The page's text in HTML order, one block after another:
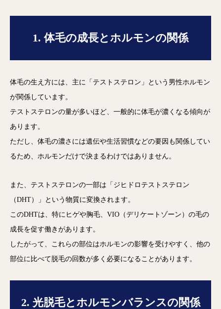
1. 体毛の成長とホルモンの関係
体毛の生え方には、主に「テストステロン」という男性ホルモン
が関係しています。
テストステロンの量が多いほど、一般的に体毛が濃くなる傾向が
あります。
ただし、体毛の濃さには遺伝や生活習慣などの要因も関係してい
るため、ホルモンだけで決まるわけではありません。
また、テストステロンの一部は「ジヒドロテストステロン
（DHT）」という物質に変換されます。
このDHTは、特にヒゲや胸毛、VIO（デリケートゾーン）の毛の
成長を促す働きがあります。
したがって、これらの部位はホルモンの影響を受けやすく、他の
部位に比べて脱毛の回数が多く必要になることがあります。
2. 光脱毛とホルモンバランスの関係